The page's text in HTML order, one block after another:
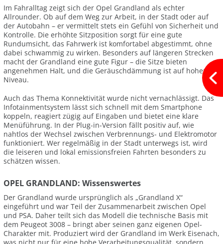
Im Fahralltag zeigt sich der Opel Grandland als echter
Allrounder. Ob auf dem Weg zur Arbeit, in der Stadt oder auf
der Autobahn – er vermittelt stets ein Gefühl von Sicherheit und
Kontrolle. Die erhöhte Sitzposition sorgt für eine gute
Rundumsicht, das Fahrwerk ist komfortabel abgestimmt, ohne
dabei schwammig zu wirken. Besonders auf längeren Strecken
macht der Grandland eine gute Figur – die Sitze bieten
angenehmen Halt, und die Geräuschdämmung ist auf hohem
Niveau.
Auch das Thema Konnektivität wurde nicht vernachlässigt. Das
Infotainmentsystem lässt sich schnell mit dem Smartphone
koppeln, reagiert zügig auf Eingaben und bietet eine klare
Menüführung. In der Plug-in-Version fällt positiv auf, wie
nahtlos der Wechsel zwischen Verbrennungs- und Elektromotor
funktioniert. Wer regelmäßig in der Stadt unterwegs ist, wird
die leiseren und lokal emissionsfreien Fahrten besonders zu
schätzen wissen.
OPEL GRANDLAND: Wissenswertes
Der Grandland wurde ursprünglich als „Grandland X“
eingeführt und war Teil der Zusammenarbeit zwischen Opel
und PSA. Daher teilt sich das Modell die technische Basis mit
dem Peugeot 3008 – bringt aber seinen ganz eigenen Opel-
Charakter mit. Produziert wird der Grandland im Werk Eisenach,